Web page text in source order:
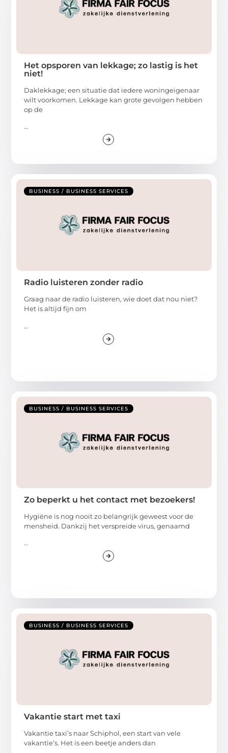
Het opsporen van lekkage; zo lastig is het
niet!
Daklekkage; een situatie dat iedere woningeigenaar
wilt voorkomen. Lekkage kan grote gevolgen hebben
op de
...
BUSINESS / BUSINESS SERVICES
Radio luisteren zonder radio
Graag naar de radio luisteren, wie doet dat nou niet?
Het is altijd fijn om
...
BUSINESS / BUSINESS SERVICES
Zo beperkt u het contact met bezoekers!
Hygiëne is nog nooit zo belangrijk geweest voor de
mensheid. Dankzij het verspreide virus, genaamd
...
BUSINESS / BUSINESS SERVICES
Vakantie start met taxi
Vakantie taxi’s naar Schiphol, een start van vele
vakantie’s. Het is een beetje anders dan